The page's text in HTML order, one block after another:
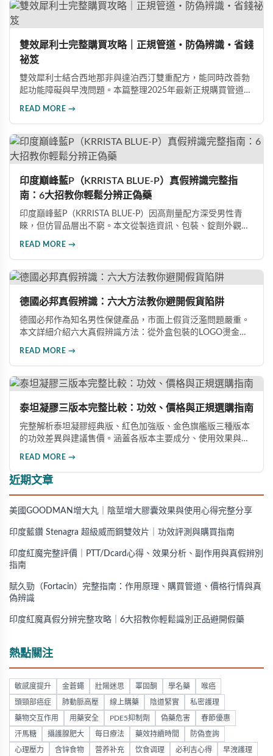
雙效犀利士完整購買攻略｜正規管道・防偽辨識・省錢
祕笈
雙效犀利士結合西地那非與達泊西汀雙重配方，能同時改善勃
起功能障礙與早洩問題。本篇整理2025年最新正規購買管道、
READ MORE →
印度巔峰藍P（KRRISTA BLUE-P）真假辨識完整指
南：6大招教你輕鬆分辨正偽藥
印度巔峰藍P（KRRISTA BLUE-P）因高劑量配方深受男性青
睞，但仿冒品層出不窮。本文從製造資訊、包裝、錠劑外觀、
READ MORE →
德國必邦真假辨識：六大方法教你避開假貨陷阱
德國必邦作為知名男性保健產品，市面上假貨泛濫問題嚴重。
本文詳細介紹六大真假辨識方法：從外盒包裝的LOGO燙金工
產品。
READ MORE →
泰坦凝膠三版本完整比較：功效、價格與正規選購指南
完整解析泰坦凝膠經典版、紅色加強版、金色旗艦版三種版本
的功效差異與建議售價。涵蓋各版本主要成分、使用效果與適
READ MORE →
近期文章
美國GOODMAN增大丸｜陰莖增大膠囊效果與使用心得完整分享
印度藍鑽 Stenagra 超級威而鋼雙效片｜功效評測與購買指南
印度紅魔完整評價｜PTT/Dcard心得、效果分析、副作用與真假辨別
指南
賦久勁（Fortacin）完整指南：作用原理、購買管道、價格行情與真
偽辨識
印度紅魔真假分辨完整攻略｜6大招教你輕鬆識別正品避開假藥
熱點關注
敏感度提升 金蒼蠅 壯陽迷思 睪固酮 學名藥 喉癌
頭頸部癌症 肺動脈高壓 線上購藥 陰道緊實 私密護理
藥物交互作用 用藥安全 PDE5抑制劑 偽藥危害 春節優惠
汗馬糖 攝護腺肥大 每日療法 藥效持續時間 防偽查詢
心理壓力 含锌食物 营养补充 饮食调理 必利吉心得 早洩護理